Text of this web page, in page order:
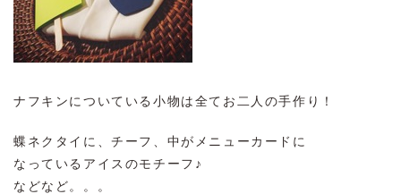
ナフキンについている小物は全てお二人の手作り！
蝶ネクタイに、チーフ、中がメニューカードに
なっているアイスのモチーフ♪
などなど。。。